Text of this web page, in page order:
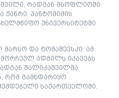
რადგან მსოფლიოში
ჟანრი, პანტომიმის
უნივერსიტეტში
და ტომაშევსკი. ამ
ადგილს იკავებს
შალიკაშვილმა
რომ გამხდარიყო
საქართველოში.